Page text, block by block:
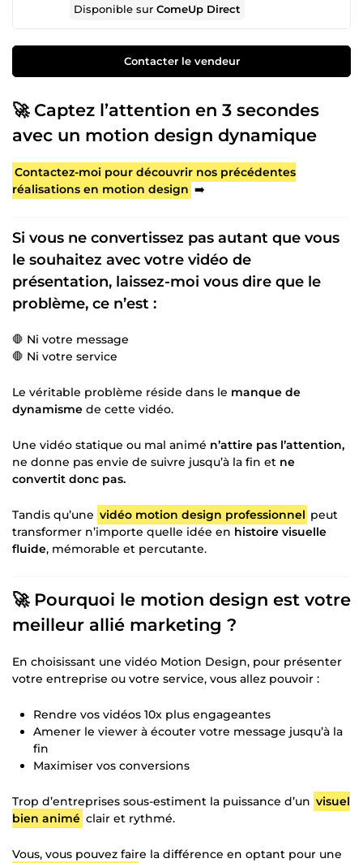
Disponible surComeUp Direct
Contacter le vendeur
🚀 Captez l’attention en 3 secondes
avec un motion design dynamique
Contactez-moi pour découvrir nos précédentes
réalisations en motion design ➡️
Si vous ne convertissez pas autant que vous
le souhaitez avec votre vidéo de
présentation, laissez-moi vous dire que le
problème, ce n’est :
🛑 Ni votre message
🛑 Ni votre service
Le véritable problème réside dans le manque de
dynamisme de cette vidéo.
Une vidéo statique ou mal animé n’attire pas l’attention,
ne donne pas envie de suivre jusqu’à la fin et ne
convertit donc pas.
Tandis qu’une vidéo motion design professionnel peut
transformer n’importe quelle idée en histoire visuelle
fluide, mémorable et percutante.
🚀 Pourquoi le motion design est votre
meilleur allié marketing ?
En choisissant une vidéo Motion Design, pour présenter
votre entreprise ou votre service, vous allez pouvoir :
Rendre vos vidéos 10x plus engageantes
Amener le viewer à écouter votre message jusqu’à la
fin
Maximiser vos conversions
Trop d’entreprises sous-estiment la puissance d’un visuel
bien animé clair et rythmé.
Vous, vous pouvez faire la différence en optant pour une